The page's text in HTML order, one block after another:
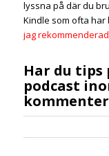
lyssna på där du
Kindle som ofta
jag
Har du tips
podcast